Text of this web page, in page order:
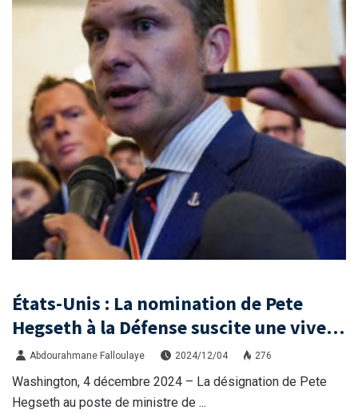
États-Unis : La nomination de Pete
Hegseth à la Défense suscite une vive
controverse
Abdourahmane Falloulaye 2024/12/04 276
Washington, 4 décembre 2024 – La désignation de Pete
Hegseth au poste de ministre de ...